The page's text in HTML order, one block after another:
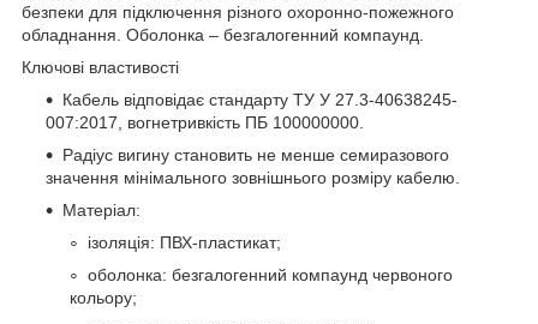
безпеки для підключення різного охоронно-пожежного
обладнання. Оболонка – безгалогенний компаунд.
Ключові властивості
Кабель відповідає стандарту ТУ У 27.3-40638245-
007:2017, вогнетривкість ПБ 100000000.
Радіус вигину становить не менше семиразового
значення мінімального зовнішнього розміру кабелю.
Матеріал:
ізоляція: ПВХ-пластикат;
оболонка: безгалогенний компаунд червоного
кольору;